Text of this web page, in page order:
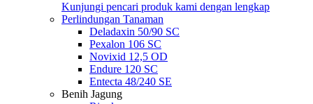
Kunjungi pencari produk kami dengan lengkap
Perlindungan Tanaman
Deladaxin 50/90 SC
Pexalon 106 SC
Novixid 12,5 OD
Endure 120 SC
Entecta 48/240 SE
Benih Jagung